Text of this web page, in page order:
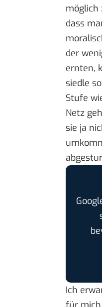
möglich
dass
der
ernten,
siedle
Stufe
Netz
sie ja
Ich